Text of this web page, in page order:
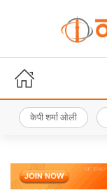
केपी शर्मा ओली